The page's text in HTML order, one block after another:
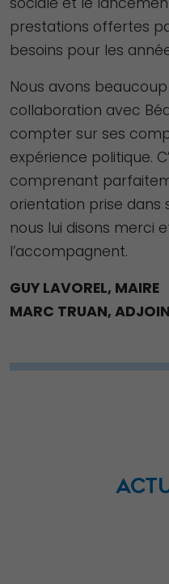
prestations offertes
besoins pour les
Nous avons
collaboration avec
compter sur ses
expérience politique.
comprenant
orientation prise dans
nous lui disons merci
l’accompagnent.
GUY LAVOREL, MAIRE
MARC TRUAN,